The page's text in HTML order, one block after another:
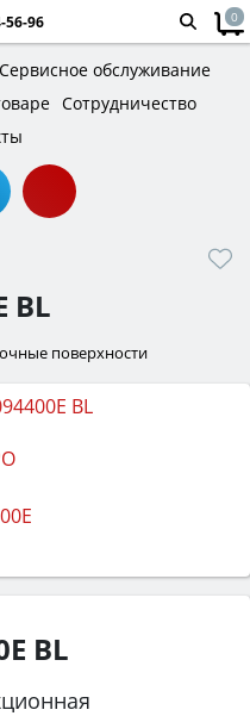
56-96 0
Сервисное обслуживание
Сотрудничество
BL
поверхности
BL